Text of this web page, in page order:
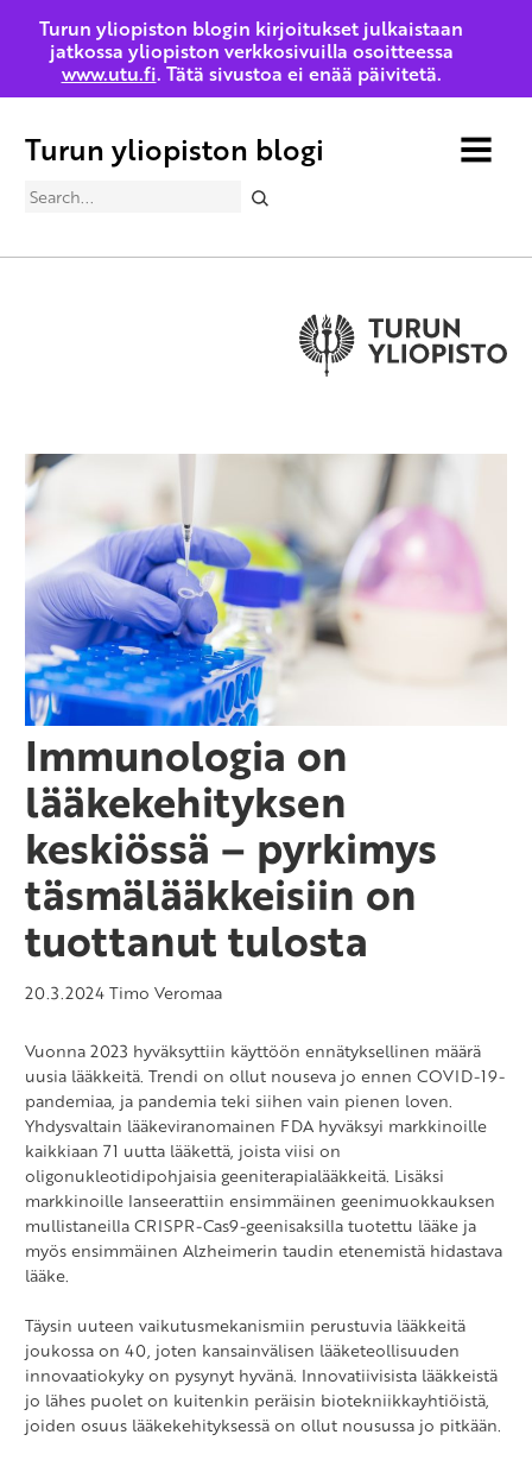
Turun yliopiston blogi MENU
Search
Immunologia on
lääkekehityksen
keskiössä – pyrkimys
täsmälääkkeisiin on
tuottanut tulosta
20.3.2024Timo Veromaa
Vuonna 2023 hyväksyttiin käyttöön ennätyksellinen määrä
uusia lääkkeitä. Trendi on ollut nouseva jo ennen COVID-19-
pandemiaa, ja pandemia teki siihen vain pienen loven.
Yhdysvaltain lääkeviranomainen FDA hyväksyi markkinoille
kaikkiaan 71 uutta lääkettä, joista viisi on
oligonukleotidipohjaisia geeniterapialääkkeitä. Lisäksi
markkinoille lanseerattiin ensimmäinen geenimuokkauksen
mullistaneilla CRISPR-Cas9-geenisaksilla tuotettu lääke ja
myös ensimmäinen Alzheimerin taudin etenemistä hidastava
lääke.
Täysin uuteen vaikutusmekanismiin perustuvia lääkkeitä
joukossa on 40, joten kansainvälisen lääketeollisuuden
innovaatiokyky on pysynyt hyvänä. Innovatiivisista lääkkeistä
jo lähes puolet on kuitenkin peräisin biotekniikkayhtiöistä,
joiden osuus lääkekehityksessä on ollut nousussa jo pitkään.
Turun yliopiston blogin kirjoitukset julkaistaan
jatkossa yliopiston verkkosivuilla osoitteessa
www.utu.fi. Tätä sivustoa ei enää päivitetä.